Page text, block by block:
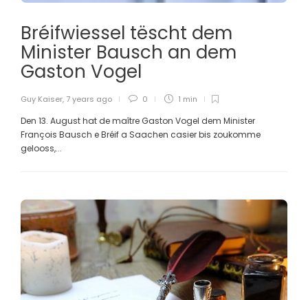
Bréifwiessel tëscht dem
Minister Bausch an dem
Gaston Vogel
Guy Kaiser, 7 years ago 0 1 min
Den 13. August hat de maître Gaston Vogel dem Minister
François Bausch e Bréif a Saachen casier bis zoukomme
gelooss,...